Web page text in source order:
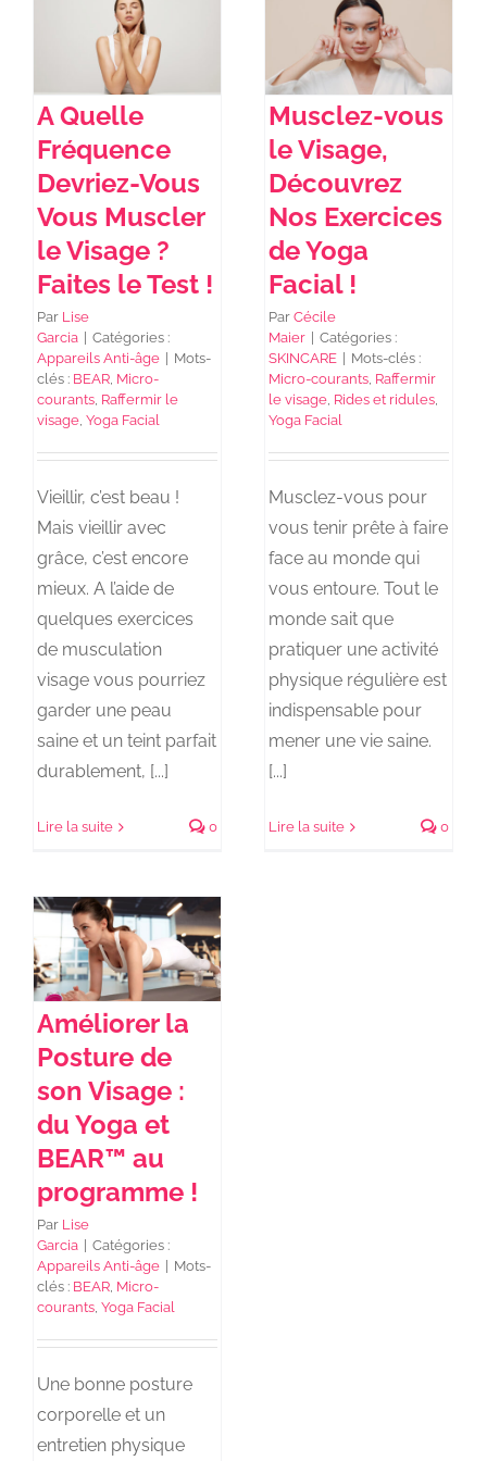
NEWS DE FOREO
SKINCARE
SANTÉ & BIEN-ÊTRE
BEAUTÉ
À PROPOS
CONTACT
A Quelle
Fréquence
Devriez-Vous
Vous Muscler
le Visage ?
Faites le Test !
Par Lise
Garcia
Catégories :
Appareils Anti-âge
Mots-
clés : BEAR, Micro-
courants, Raffermir le
visage,Yoga Facial
Vieillir, c’est beau !
Mais vieillir avec
grâce, c’est encore
mieux. A l’aide de
quelques exercices
de musculation
visage vous pourriez
garder une peau
saine et un teint parfait
durablement, [...]
Lire la suite 0
Musclez-vous
le Visage,
Découvrez
Nos Exercices
de Yoga
Facial !
ParCécile
Maier
Catégories :
SKINCARE
Mots-clés :
Micro-courants, Raffermir
le visage, Rides et ridules,
Yoga Facial
Musclez-vous pour
vous tenir prête à faire
face au monde qui
vous entoure. Tout le
monde sait que
pratiquer une activité
physique régulière est
indispensable pour
mener une vie saine.
[...]
Lire la suite 0
Améliorer la
Posture de
son Visage :
du Yoga et
BEAR™ au
programme !
Par Lise
Garcia
Catégories :
Appareils Anti-âge
Mots-
clés : BEAR Micro-
courants ,Yoga Facial
Une bonne posture
corporelle et un
entretien physique